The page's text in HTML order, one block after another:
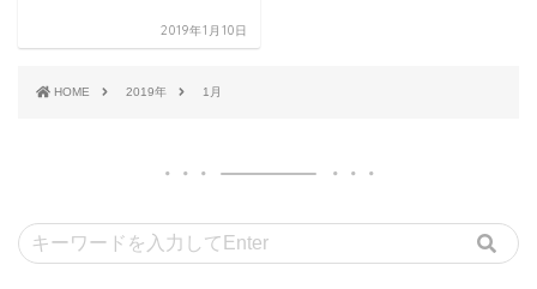
2019年1月10日
HOME 2019年 1月